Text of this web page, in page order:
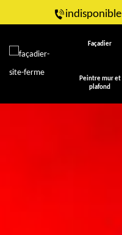
indisponible
Façadier
Peintre mur et
plafond